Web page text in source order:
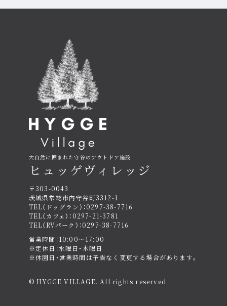
大自然に囲まれた守谷のアウトドア施設
ヒュッゲヴィレッジ
〒303-0043
茨城県常総市内守谷町3312-1
TEL（ドッグラン）：0297-38-7716
TEL（カフェ）：0297-21-3781
TEL（RVパーク）：0297-38-7716
営業時間：10:00〜17:00
※定休日：水曜日・木曜日
※休園日・営業時間は予告なく変更する場合があります。
© HYGGE VILLAGE. All rights reserved.